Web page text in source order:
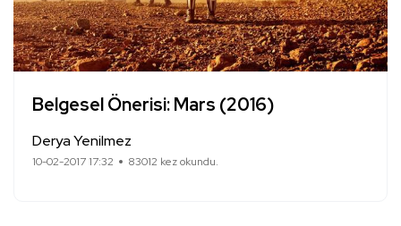
Belgesel Önerisi: Mars (2016)
Derya Yenilmez
10-02-2017 17:32 83012 kez okundu.